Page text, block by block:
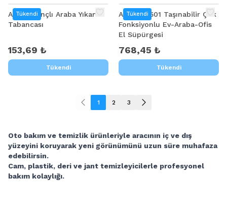
Tükendi
ALLY Basınçlı Araba Yıkama
Tabancası
153,69 ₺
Tükendi
Tükendi
Ally XK-5501 Taşınabilir Çok
Fonksiyonlu Ev-Araba-Ofis
El Süpürgesi
768,45 ₺
Tükendi
1 2 3
Oto bakım ve temizlik ürünleriyle aracının iç ve dış
yüzeyini koruyarak yeni görünümünü uzun süre muhafaza
edebilirsin.
Cam, plastik, deri ve jant temizleyicilerle profesyonel
bakım kolaylığı.